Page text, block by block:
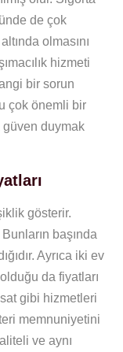
de çok
olmasını
hizmeti
bir sorun
çok önemli bir
güven duymak
gösterir.
başında
Ayrıca iki ev
da fiyatları
gibi hizmetleri
memnuniyetini
ve aynı